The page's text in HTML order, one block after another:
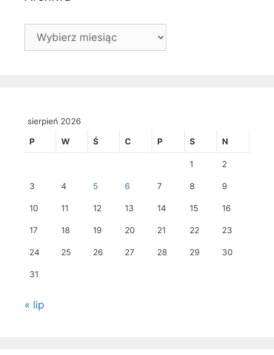
Archiwa
sierpień 2026
P W Ś C P S N
1 2
3 4 5 6 7 8 9
10 11 12 13 14 15 16
17 18 19 20 21 22 23
24 25 26 27 28 29 30
31
« lip